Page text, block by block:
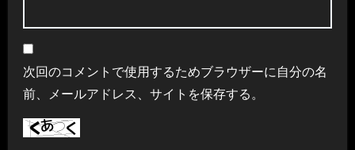
次回のコメントで使用するためブラウザーに自分の名
前、メールアドレス、サイトを保存する。